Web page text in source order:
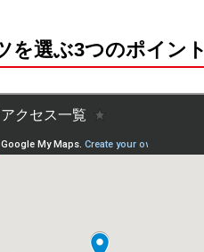
を選ぶ3つのポイント